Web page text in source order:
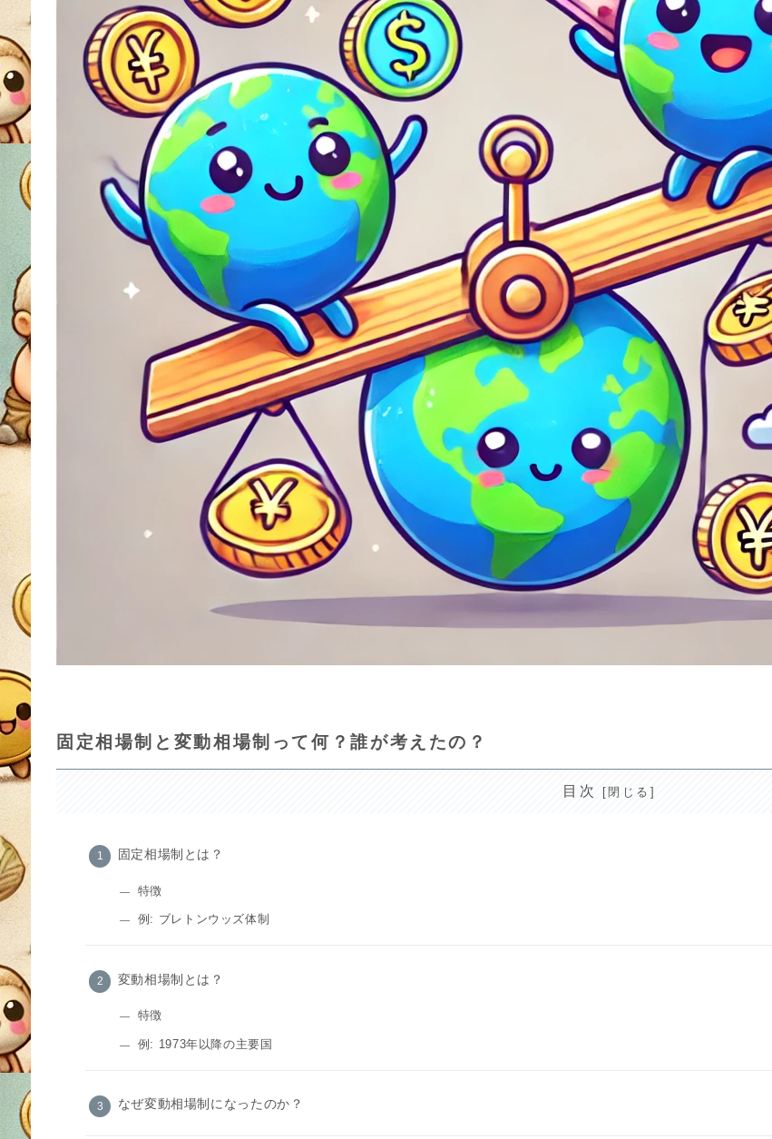
固定相場制と変動相場制って何？誰が考えたの？
目次
固定相場制とは？
特徴
例: ブレトンウッズ体制
変動相場制とは？
特徴
例: 1973年以降の主要国
なぜ変動相場制になったのか？